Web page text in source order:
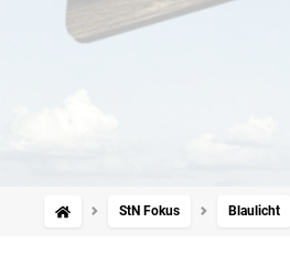
StN Fokus Blaulicht